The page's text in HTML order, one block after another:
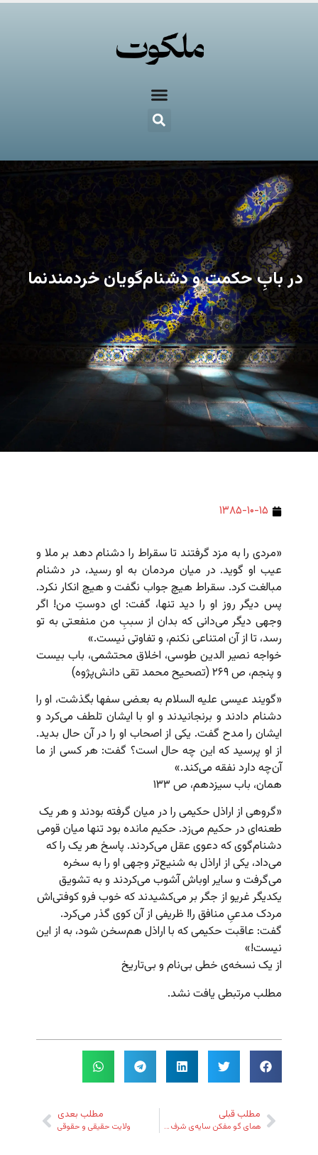
در بابِ حکمت و دشنام‌گویان خردمندنما
۱۳۸۵-۱۰-۱۵
«مردی را به مزد گرفتند تا سقراط را دشنام دهد بر ملا و
عیب او گوید. در میان مردمان به او رسید، در دشنام
مبالغت کرد. سقراط هیچ جواب نگفت و هیچ انکار نکرد.
پس دیگر روز او را دید تنها، گفت: ای دوستِ من! اگر
وجهی دیگر می‌دانی که بدان از سببِ من منفعتی به تو
رسد، تا از آن امتناعی نکنم، و تفاوتی نیست.»
خواجه نصیر الدین طوسی، اخلاق محتشمی، باب بیست
و پنجم، ص ۲۶۹ (تصحیح محمد تقی دانش‌پژوه)
«گویند عیسی علیه السلام به بعضی سفها بگذشت، او را
دشنام دادند و برنجانیدند و او با ایشان تلطف می‌کرد و
ایشان را مدح گفت. یکی از اصحاب او را در آن حال بدید.
از او پرسید که این چه حال است؟ گفت: هر کسی از ما
آن‌چه دارد نفقه می‌کند.»
همان، باب سیزدهم، ص ۱۳۳
«گروهی از اراذل حکیمی را در میان گرفته بودند و هر یک
طعنه‌ای در حکیم می‌زد. حکیم مانده بود تنها میان قومی
دشنام‌گوی که دعوی عقل می‌کردند. پاسخ هر یک را که
می‌داد، یکی از اراذل به شنیع‌تر وجهی او را به سخره
می‌گرفت و سایر اوباش آشوب می‌کردند و به تشویق
یکدیگر غریو از جگر بر می‌کشیدند که خوب فرو کوفتی‌اش
مردک مدعیِ منافق را! ظریفی از آن کوی گذر می‌کرد.
گفت: عاقبت حکیمی که با اراذل هم‌سخن شود، به از این
نیست!»
از یک نسخه‌ی خطی بی‌نام و بی‌تاریخ
مطلب مرتبطی یافت نشد.
مطلب قبلی
همای گو مفکن سایه‌ی شرف هرگز!
مطلب بعدی
ولایت حقیقی و حقوقی